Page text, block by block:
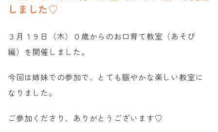
小児歯科
小児矯正
子どもと進める歯科治療
マイナス1歳からの
ご家族の方の歯科治療
しました♡
３月１９日（木）０歳からのお口育て教室（あそび
編）を開催しました。
今回は姉妹での参加で、とても賑やかな楽しい教室に
なりました。
ご参加くださり、ありがとうございます♡